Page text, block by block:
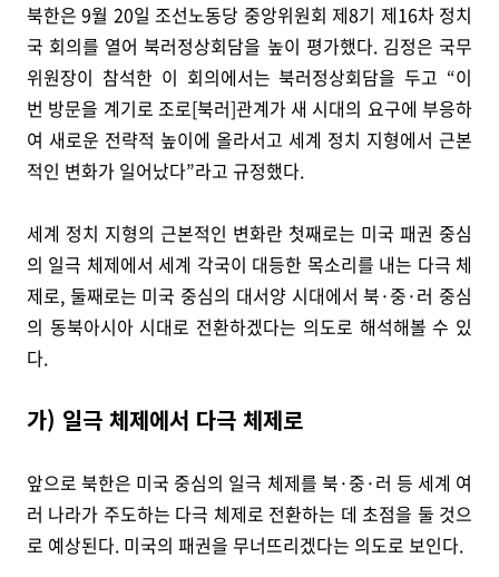
북한은 9월 20일 조선노동당 중앙위원회 제8기 제16차 정치
국 회의를 열어 북러정상회담을 높이 평가했다. 김정은 국무
위원장이 참석한 이 회의에서는 북러정상회담을 두고 “이
번 방문을 계기로 조로[북러]관계가 새 시대의 요구에 부응하
여 새로운 전략적 높이에 올라서고 세계 정치 지형에서 근본
적인 변화가 일어났다”라고 규정했다.
세계 정치 지형의 근본적인 변화란 첫째로는 미국 패권 중심
의 일극 체제에서 세계 각국이 대등한 목소리를 내는 다극 체
제로, 둘째로는 미국 중심의 대서양 시대에서 북·중·러 중심
의 동북아시아 시대로 전환하겠다는 의도로 해석해볼 수 있
다.
가) 일극 체제에서 다극 체제로
앞으로 북한은 미국 중심의 일극 체제를 북·중·러 등 세계 여
러 나라가 주도하는 다극 체제로 전환하는 데 초점을 둘 것으
로 예상된다. 미국의 패권을 무너뜨리겠다는 의도로 보인다.